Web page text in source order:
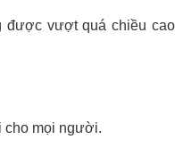
được vượt quá chiều cao
cho mọi người.